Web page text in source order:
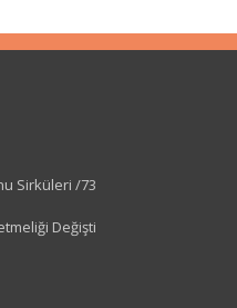
Sirküleri /73
Değişti